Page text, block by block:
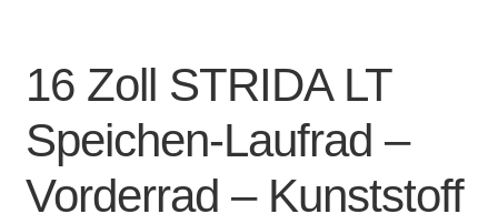
16 Zoll STRIDA LT
Speichen-Laufrad –
Vorderrad – Kunststoff